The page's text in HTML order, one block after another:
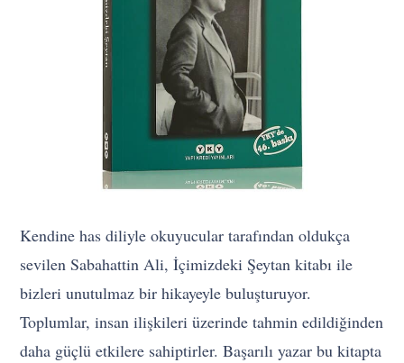
Kendine has diliyle okuyucular tarafından oldukça
sevilen Sabahattin Ali, İçimizdeki Şeytan kitabı ile
bizleri unutulmaz bir hikayeyle buluşturuyor.
Toplumlar, insan ilişkileri üzerinde tahmin edildiğinden
daha güçlü etkilere sahiptirler. Başarılı yazar bu kitapta